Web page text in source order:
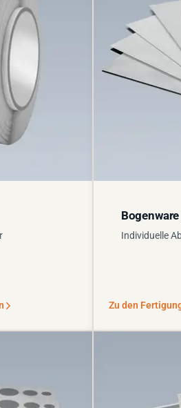
Individuelle
Zu den